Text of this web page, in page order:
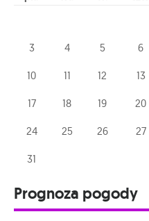
3 4 5 6
10 11 12 13
17 18 19 20
24 25 26 27
31
Prognoza pogody